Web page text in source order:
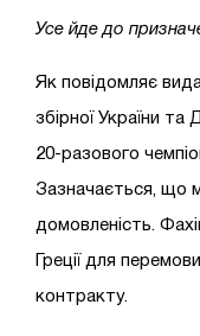
Усе йде до
Як повідомляє
збірної України
20-разового
Зазначається, що
домовленість.
Греції для
контракту.